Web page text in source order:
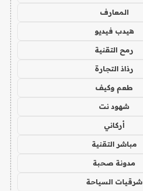
المعارف
هيدب فيديو
رمح التقنية
رذاذ التجارة
طعم وكيف
شهود نت
أركاني
مباشر التقنية
مدونة صحبة
شرقيات السياحة